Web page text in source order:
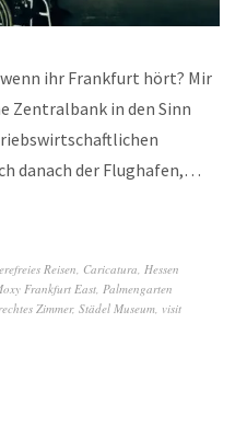
ihr Frankfurt hört? Mir
Zentralbank in den Sinn
danach der Flughafen,…
Reisen, Caricatura, Hessen
Frankfurt East, Palmengarten
Zimmer, Städel Museum, visit